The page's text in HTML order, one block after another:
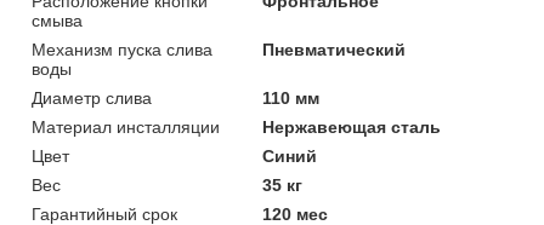
смыва
Механизм пуска слива
воды
Пневматический
Диаметр слива
110 мм
Материал инсталляции
Нержавеющая сталь
Цвет
Синий
Вес
35 кг
Гарантийный срок
120 мес